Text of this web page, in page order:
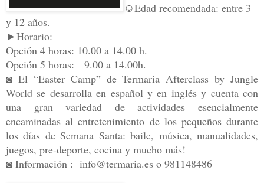
☺Edad recomendada: entre 3
y 12 años.
►Horario:
Opción 4 horas: 10.00 a 14.00 h.
Opción 5 horas: 9.00 a 14.00h.
◙ El “Easter Camp” de Termaria Afterclass by Jungle
World se desarrolla en español y en inglés y cuenta con
una gran variedad de actividades esencialmente
encaminadas al entretenimiento de los pequeños durante
los días de Semana Santa: baile, música, manualidades,
juegos, pre-deporte, cocina y mucho más!
◙ Información : info@termaria.es o 981148486